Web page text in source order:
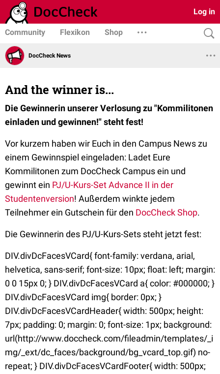
Log in
Community Flexikon Shop
DocCheck News
And the winner is...
Die Gewinnerin unserer Verlosung zu "Kommilitonen
einladen und gewinnen!" steht fest!
Vor kurzem haben wir Euch in den Campus News zu
einem Gewinnspiel eingeladen: Ladet Eure
Kommilitonen zum DocCheck Campus ein und
gewinnt ein PJ/U-Kurs-Set Advance II in der
Studentenversion! Außerdem winkte jedem
Teilnehmer ein Gutschein für den DocCheck Shop.
Die Gewinnerin des PJ/U-Kurs-Sets steht jetzt fest:
DIV.divDcFacesVCard{ font-family: verdana, arial,
helvetica, sans-serif; font-size: 10px; float: left; margin:
0 0 15px 0; } DIV.divDcFacesVCard a{ color: #000000; }
DIV.divDcFacesVCard img{ border: 0px; }
DIV.divDcFacesVCardHeader{ width: 500px; height:
7px; padding: 0; margin: 0; font-size: 1px; background:
url(http://www.doccheck.com/fileadmin/templates/_i
mg/_ext/dc_faces/background/bg_vcard_top.gif) no-
repeat; } DIV.divDcFacesVCardFooter{ width: 500px;